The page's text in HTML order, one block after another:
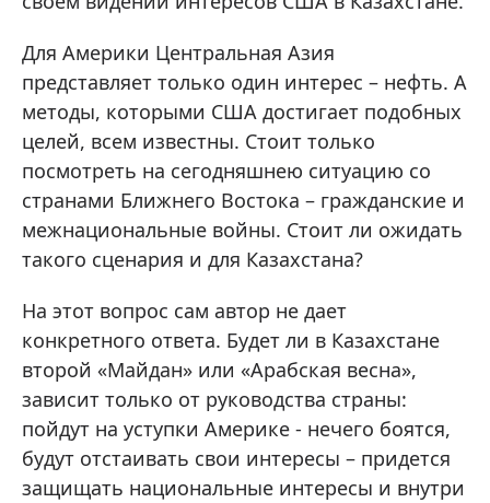
Для Америки Центральная Азия
представляет только один интерес – нефть. А
методы, которыми США достигает подобных
целей, всем известны. Стоит только
посмотреть на сегодняшнею ситуацию со
странами Ближнего Востока – гражданские и
межнациональные войны. Стоит ли ожидать
такого сценария и для Казахстана?
На этот вопрос сам автор не дает
конкретного ответа. Будет ли в Казахстане
второй «Майдан» или «Арабская весна»,
зависит только от руководства страны:
пойдут на уступки Америке - нечего боятся,
будут отстаивать свои интересы – придется
защищать национальные интересы и внутри